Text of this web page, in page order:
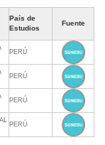
País de
Estudios
Fuente
PERÚ
PERÚ
PERÚ
PERÚ